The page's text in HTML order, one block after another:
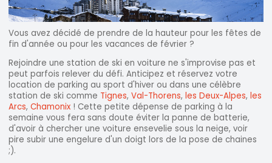
Vous avez décidé de prendre de la hauteur pour les fêtes de
fin d'année ou pour les vacances de février ?
Rejoindre une station de ski en voiture ne s'improvise pas et
peut parfois relever du défi. Anticipez et réservez votre
location de parking au sport d'hiver ou dans une célèbre
station de ski comme Tignes, Val-Thorens, les Deux-Alpes, les
Arcs, Chamonix ! Cette petite dépense de parking à la
semaine vous fera sans doute éviter la panne de batterie,
d'avoir à chercher une voiture ensevelie sous la neige, voir
pire subir une engelure d'un doigt lors de la pose de chaines
;).